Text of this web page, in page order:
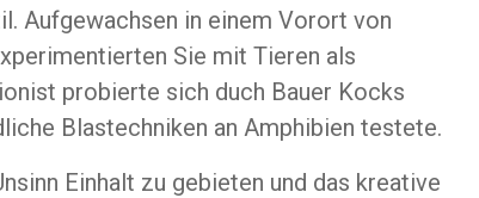
Aufgewachsen in einem Vorort von
Sie mit Tieren als
probierte sich duch Bauer Kocks
Blastechniken an Amphibien testete.
Einhalt zu gebieten und das kreative